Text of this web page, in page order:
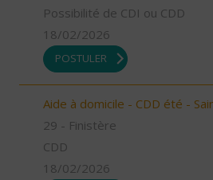
Possibilité de CDI ou CDD
18/02/2026
POSTULER
Aide à domicile - CDD été -
29 - Finistère
CDD
18/02/2026